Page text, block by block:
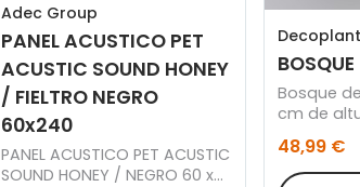
Adec Group
PANEL ACUSTICO PET
ACUSTIC SOUND HONEY
/ FIELTRO NEGRO
60x240
PANEL ACUSTICO PET ACUSTIC
SOUND HONEY / NEGRO 60 x
BOSQUE
Bosque
cm de
cuenco
cm.
48,99 €